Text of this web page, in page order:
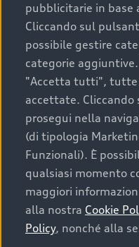
Scegliere un’auto usata
convenienza,
acquisto sicuro, è
determinanti come la
marchio. Audi offre
Prima Scelta :plus
Cosa sapere
acquistare la
auto
pubblicitarie in base
Cliccando sul
possibile gestire
categorie
"Accetta tutti", tutte
accettate. Cliccando
prosegui nella
(di tipologia
Funzionali). È
qualsiasi momento
maggiori
alla nostra Cookie
Policy, nonché alla